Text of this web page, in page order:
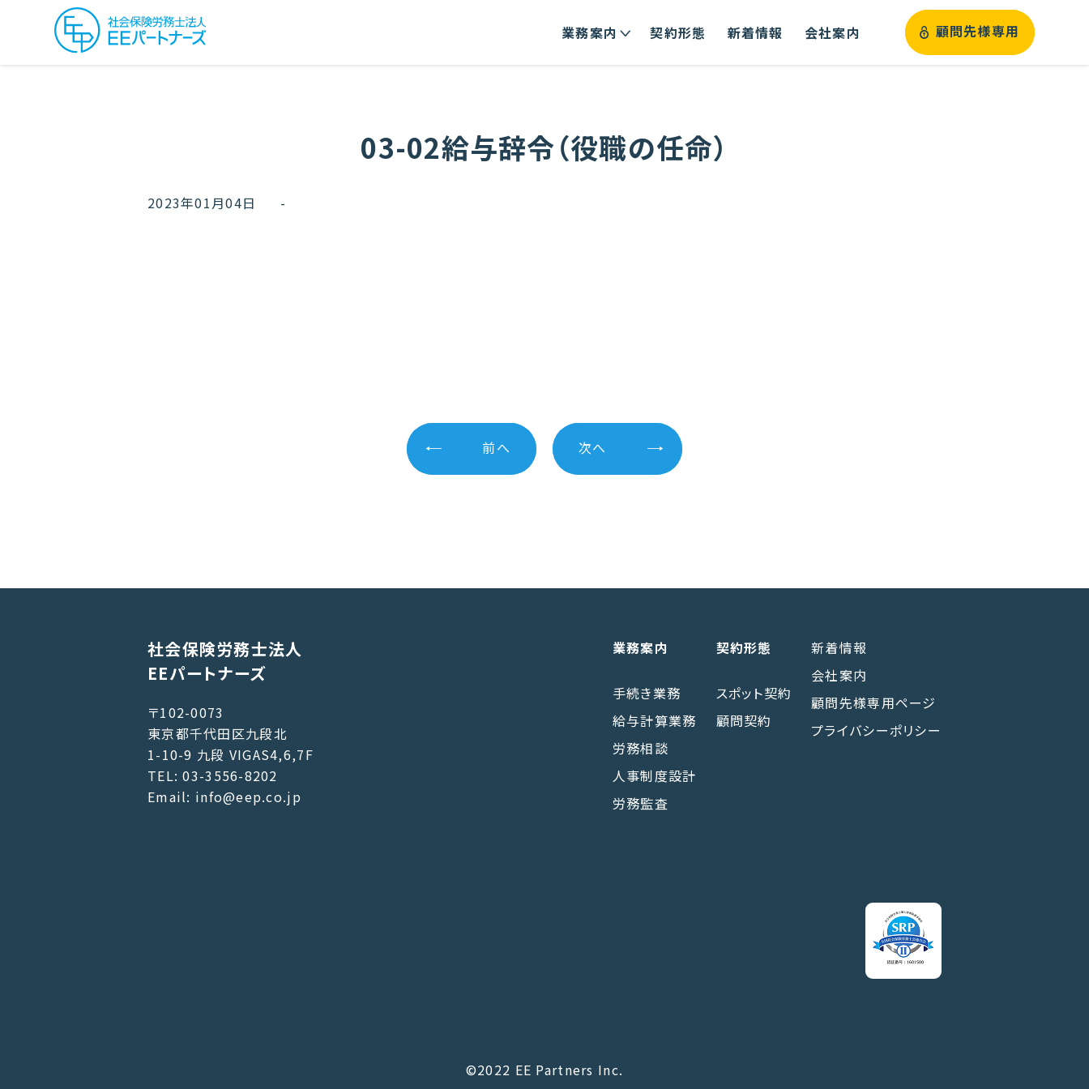
業務案内 契約形態 新着情報 会社案内 顧問先様専用
03-02給与辞令（役職の任命）
2023年01月04日 -
前へ 次へ
社会保険労務士法人
EEパートナーズ
〒102-0073
東京都千代田区九段北
1-10-9 九段 VIGAS4,6,7F
TEL: 03-3556-8202
Email: info@eep.co.jp
業務案内
手続き業務
給与計算業務
労務相談
人事制度設計
労務監査
契約形態
スポット契約
顧問契約
新着情報
会社案内
顧問先様専用ページ
プライバシーポリシー
©2022 EE Partners Inc.